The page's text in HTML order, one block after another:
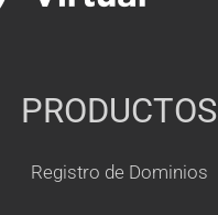
PRODUCTOS
Registro de Dominios